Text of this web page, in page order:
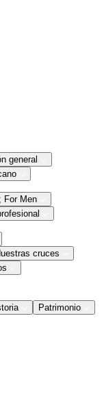
general
For Men
cruces
Patrimonio